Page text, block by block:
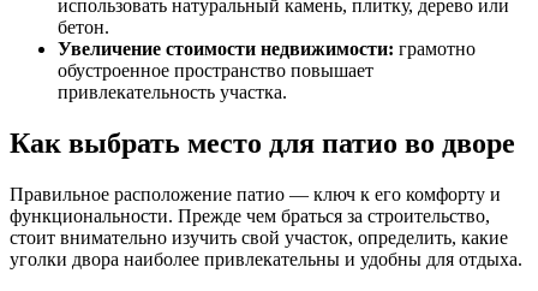
использовать натуральный камень, плитку, дерево или
бетон.
Увеличение стоимости недвижимости: грамотно
обустроенное пространство повышает
привлекательность участка.
Как выбрать место для патио во дворе
Правильное расположение патио — ключ к его комфорту и
функциональности. Прежде чем браться за строительство,
стоит внимательно изучить свой участок, определить, какие
уголки двора наиболее привлекательны и удобны для отдыха.